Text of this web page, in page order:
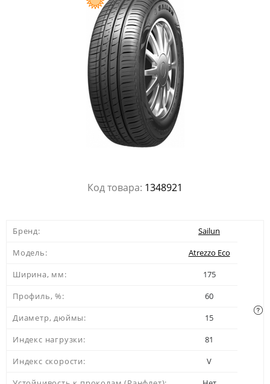
Код товара: 1348921
Бренд:
Sailun
Модель:
Atrezzo Eco
Ширина, мм:
175
Профиль, %:
60
Диаметр, дюймы:
15
Индекс нагрузки:
81
Индекс скорости:
V